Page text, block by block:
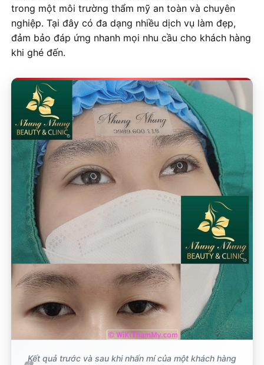
trong một môi trường thẩm mỹ an toàn và chuyên
nghiệp. Tại đây có đa dạng nhiều dịch vụ làm đẹp,
đảm bảo đáp ứng nhanh mọi nhu cầu cho khách hàng
khi ghé đến.
Kết quả trước và sau khi nhấn mí của một khách hàng